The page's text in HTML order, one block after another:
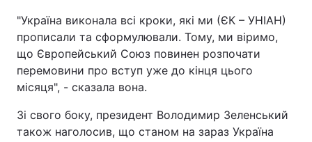
"Україна виконала всі кроки, які ми (ЄК – УНІАН)
прописали та сформулювали. Тому, ми віримо,
що Європейський Союз повинен розпочати
перемовини про вступ уже до кінця цього
місяця", - сказала вона.
Зі свого боку, президент Володимир Зеленський
також наголосив, що станом на зараз Україна